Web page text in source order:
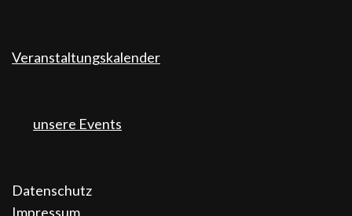
Veranstaltungskalender
unsere Events
Datenschutz
Impressum